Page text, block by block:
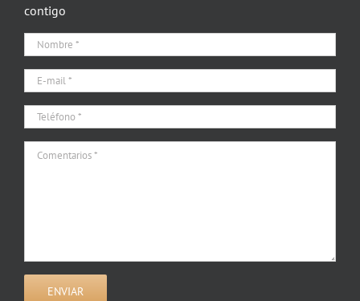
contigo